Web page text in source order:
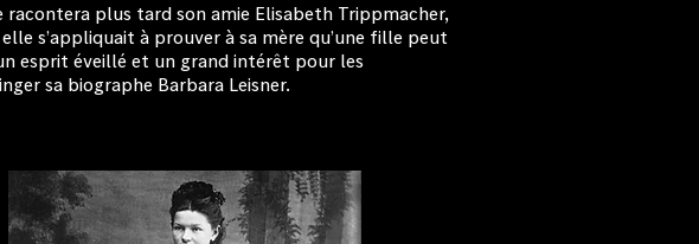
plus tard son amie Elisabeth Trippmacher,
s’appliquait à prouver à sa mère qu’une fille peut
esprit éveillé et un grand intérêt pour les
sa biographe Barbara Leisner.